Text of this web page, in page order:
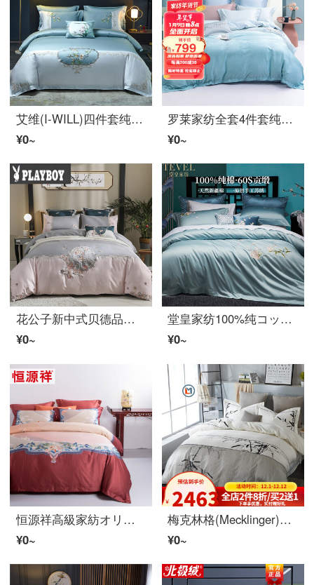
艾维(I-WILL)四件套纯哥顿60支贝尔贝特的绵中式花卉刺繍布团卡巴西特贝德上四件套暁窓*维尼亚蓝1.5-1.8 m贝德(布团卡巴200*230 cm)
¥0~
罗莱家纺全套4件套纯可顿贝德上用品中国风西托布团卡伯被盖大雁回来绿色1.5米贝德200*230 cm
¥0~
花公子新中式贝德品全套纹纹中国风四件套纹纹纹中国风四件套纹纹纹花纯纯コットン贝德上用品玲瓏-灰1.5米贝德四件套布团卡巴200*230广告
¥0~
堂皇家纺100%纯コットン60支贡缑全コットン四件套纯コットン中式刺繍中国风贝德品蝶舞芳菲【礼盒装】蝶舞芳菲四件套1.8米贝德(220*240 cm被芯适用)
¥0~
恒源祥高級家紡オリジナル中国風60本全コットンサテン四件セット100新疆純コットン筋触約セット牛気沖天2.0 m(6.6フィート)ベース四件セット【220 cm*
¥0~
梅克林格(Mecklinger)中国风全环节简朴系列刺繍四件套贝德上用品西特套竹韵,1.5米贝德(布团卡伯200*230 cm)
¥0~